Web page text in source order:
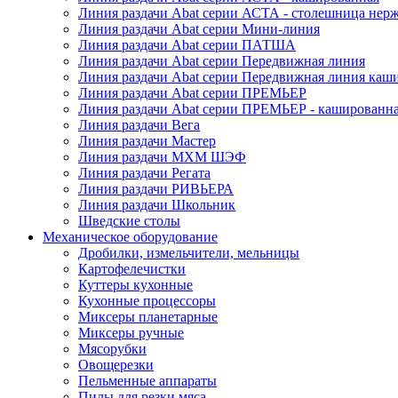
Линия раздачи Abat серии АСТА - столешница
Линия раздачи Abat серии Мини-линия
Линия раздачи Abat серии ПАТША
Линия раздачи Abat серии Передвижная линия
Линия раздачи Abat серии Передвижная линия
Линия раздачи Abat серии ПРЕМЬЕР
Линия раздачи Abat серии ПРЕМЬЕР -
Линия раздачи Вега
Линия раздачи Мастер
Линия раздачи МХМ ШЭФ
Линия раздачи Регата
Линия раздачи РИВЬЕРА
Линия раздачи Школьник
Шведские столы
Механическое оборудование
Дробилки, измельчители, мельницы
Картофелечистки
Куттеры кухонные
Кухонные процессоры
Миксеры планетарные
Миксеры ручные
Мясорубки
Овощерезки
Пельменные аппараты